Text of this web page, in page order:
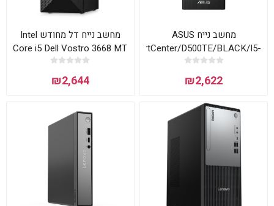
מחשב נייח ASUS
ExpertCenter/D500TE/BLACK/I5-
13500/16GB/512GB PCIE
G4 SSD/Intel® Graphics
770/PS 500W/FD/3Y OS
₪2,622
מחשב נייח דל מחודש Intel
Core i5 Dell Vostro 3668 MT
VM-RD09-10075 Mini Tower
₪2,644